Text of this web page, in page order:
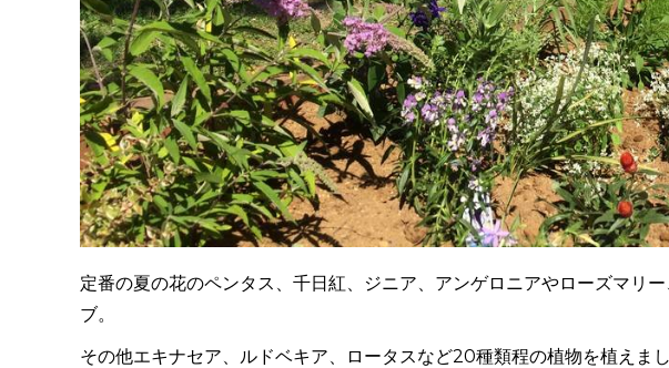
定番の夏の花のペンタス、千日紅、ジニア、アンゲロニアやローズマリ
ブ。
その他エキナセア、ルドベキア、ロータスなど20種類程の植物を植えまし